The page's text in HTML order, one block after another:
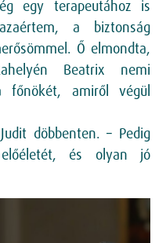
egy terapeutához is
a biztonság
Ő elmondta,
Beatrix nemi
főnökét, amiről végül
döbbenten. – Pedig
és olyan jó